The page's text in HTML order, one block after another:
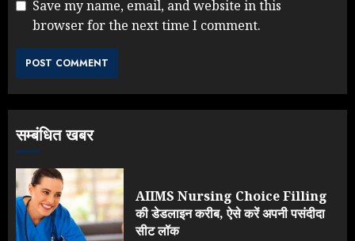
Save my name, email, and website in this
browser for the next time I comment.
सम्बंधित खबर
AIIMS Nursing Choice Filling
की डेडलाइन करीब, ऐसे करें अपनी पसंदीदा
सीट लॉक